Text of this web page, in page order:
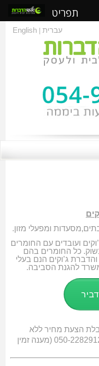
עברית|
English
ומפעלי מזון.
ועובדים עם החומרים
כל החומרים בהם
ג’וקים הנם בעלי
להגנת הסביבה.
הצעת מחיר ללא
או בטלפון 050-2282912 (מענה זמין
תפריט